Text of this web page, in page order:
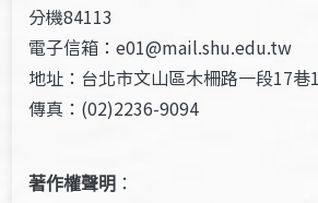
分機84113
電子信箱：e01@mail.shu.edu.tw
地址：台北市文山區木柵路一段17巷
傳真：(02)2236-9094
著作權聲明 ：